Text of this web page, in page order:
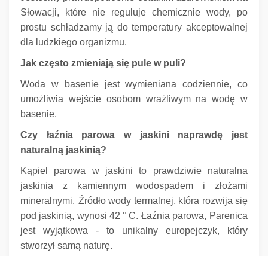
Słowacji, które nie reguluje chemicznie wody, po
prostu schładzamy ją do temperatury akceptowalnej
dla ludzkiego organizmu.
Jak często zmieniają się pule w puli?
Woda w basenie jest wymieniana codziennie, co
umożliwia wejście osobom wrażliwym na wodę w
basenie.
Czy łaźnia parowa w jaskini naprawdę jest
naturalną jaskinią?
Kąpiel parowa w jaskini to prawdziwie naturalna
jaskinia z kamiennym wodospadem i złożami
mineralnymi. Źródło wody termalnej, która rozwija się
pod jaskinią, wynosi 42 ° C. Łaźnia parowa, Parenica
jest wyjątkowa - to unikalny europejczyk, który
stworzył samą naturę.